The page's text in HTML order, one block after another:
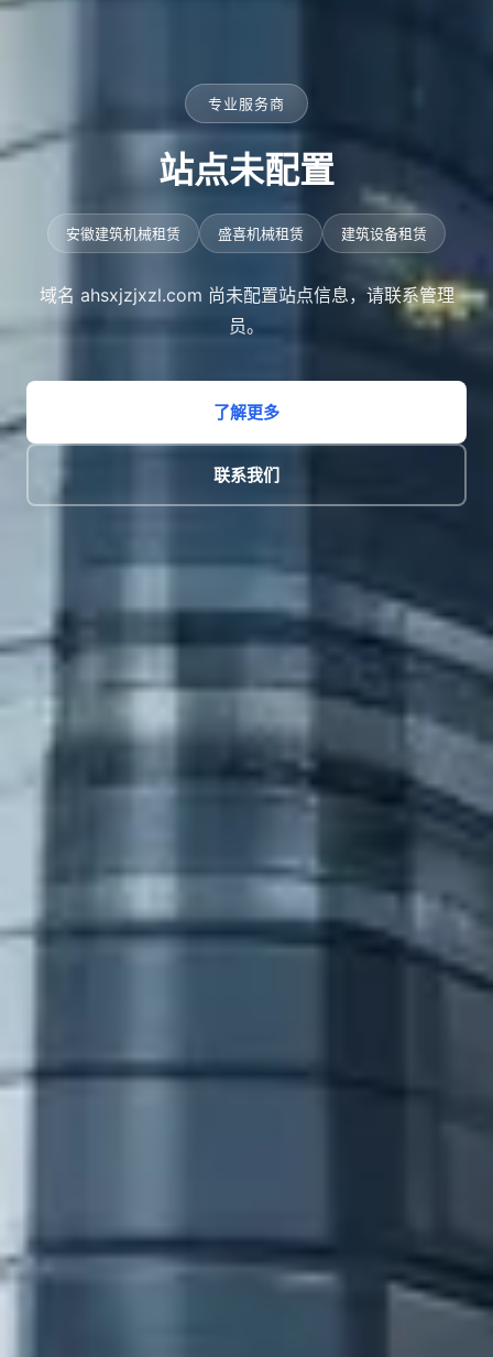
专业服务商
站点未配置
安徽建筑机械租赁 盛喜机械租赁 建筑设备租赁
域名 ahsxjzjxzl.com 尚未配置站点信息，请联系管理
员。
了解更多
联系我们